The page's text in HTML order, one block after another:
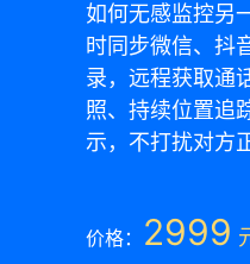
如何无感监控另
时同步微信、抖
录，远程获取通
照、持续位置追
示，不打扰对方
价格： 2999